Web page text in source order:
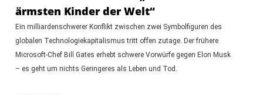
ärmsten Kinder der Welt“
Ein milliardenschwerer Konflikt zwischen zwei Symbolfiguren des
globalen Technologiekapitalismus tritt offen zutage. Der frühere
Microsoft-Chef Bill Gates erhebt schwere Vorwürfe gegen Elon Musk
– es geht um nichts Geringeres als Leben und Tod.